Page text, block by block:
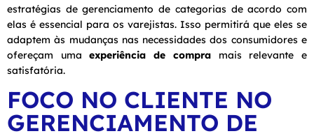
estratégias de gerenciamento de categorias de acordo com
elas é essencial para os varejistas. Isso permitirá que eles se
adaptem às mudanças nas necessidades dos consumidores e
ofereçam umaexperiência de compramais relevante e
satisfatória.
FOCO NO CLIENTE NO
GERENCIAMENTO DE